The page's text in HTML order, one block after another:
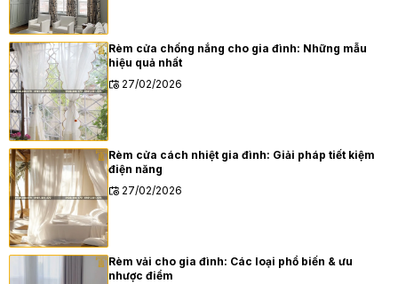
Rèm cửa chống nắng cho gia đình: Những mẫu
hiệu quả nhất
27/02/2026
Rèm cửa cách nhiệt gia đình: Giải pháp tiết kiệm
điện năng
27/02/2026
Rèm vải cho gia đình: Các loại phổ biến & ưu
nhược điểm